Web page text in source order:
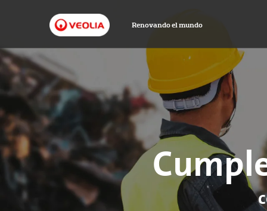
Renovando el mundo